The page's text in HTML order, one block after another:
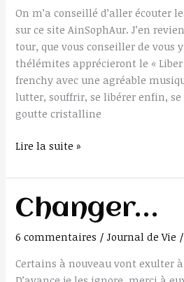
On m’a conseillé d’aller écouter
sur ce site AinSophAur. J’en
tour, que vous conseiller de vous
thélémites apprécieront le « Liber
frenchy avec une agréable
lutter, souffrir, se libérer enfin,
goutte cristalline
Lire la suite »
Changer…
6 commentaires /Journal de Vie
Certains à nouveau vont exulter
Changer…